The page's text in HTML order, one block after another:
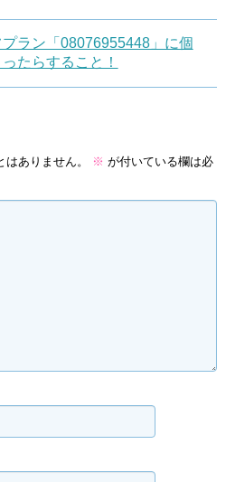
プラン「08076955448」に個
たらすること！
ありません。 ※ が付いている欄は必